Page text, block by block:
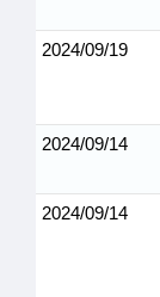
2024/09/19
2024/09/14
2024/09/14